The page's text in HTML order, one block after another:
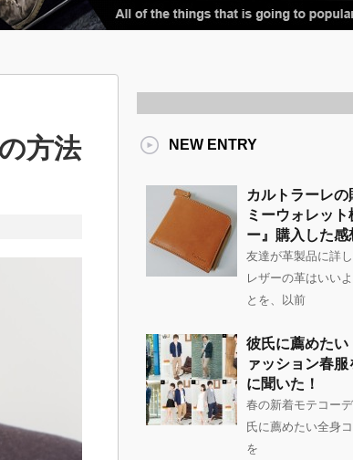
方法
NEW ENTRY
カルトラーレの
ミーウォレッ
ー』購入した感
友達が革製品に詳
レザーの革はいい
とを、以前
彼氏に薦めたい
ァッション春服
に聞いた！
春の新着モテコー
氏に薦めたい全身
を